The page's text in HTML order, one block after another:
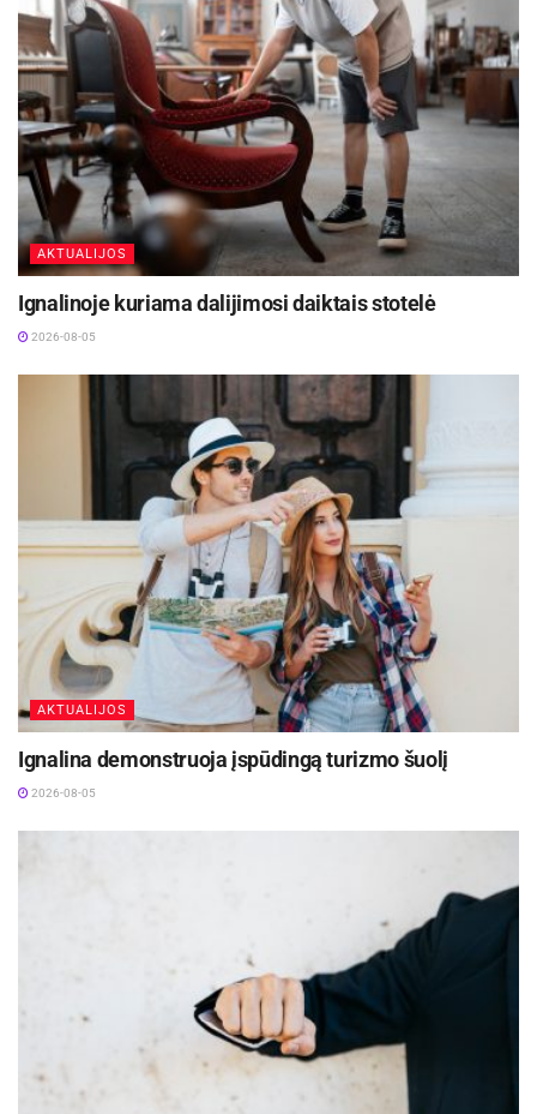
mokykla
Kaišiadorių r. Gudienos mokykla-
darželis „Rugelis”
Kaišiadorių r. Žiežmarių mokykla-
darželis „Vaikystės dvaras”
Kaišiadorių pedagoginė psichologinė
tarnyba
Lietuvos sporto universiteto Kėdainių
IEEP gGmbH
VšĮ „Lektoriai”
Bendra
projekto
suma
1 061 958 EUR
ES
fondo
lėšos
Projekto
įgyvendi
nimo
811 069 EUR
2025-06 – 2028-05
Projektą bendrai finansuoja Europos Sąjunga.
Kaišiadorių rajono savivaldybė
Žymos:
AKTUALIJOS
Ignalinoje kuriama dalijimosi daiktais stotelė
2026-08-05
AKTUALIJOS
Ignalina demonstruoja įspūdingą turizmo šuolį
2026-08-05